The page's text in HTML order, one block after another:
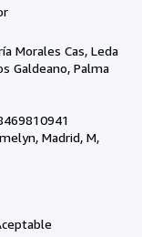
Morales Cas, Leda
Galdeano, Palma
, Madrid, M,